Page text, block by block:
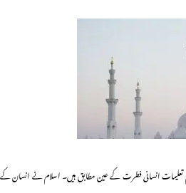
انسانی فطرت کے عین مطابق ہیں۔ اسلام نے انسان کے